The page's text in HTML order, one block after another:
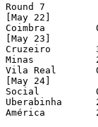
Round 7
[May 22]
Coimbra		0-0	Nacional
[May 23]
Cruzeiro	3-0	Boston
Minas		2-2	Betim
Vila Real	0-5	Atlético
[May 24]
Social		0-1	Athletic
Uberabinha	2-4	Inter
América		2-0	Itabirito